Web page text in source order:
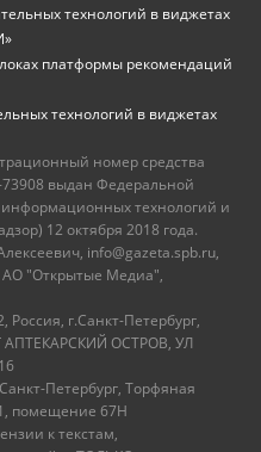
технологий в виджетах
платформы рекомендаций
технологий в виджетах
номер средства
выдан Федеральной
информационных технологий и
12 октября 2018 года.
info@gazeta.spb.ru,
АО "Открытые Медиа",
г.Санкт-Петербург,
ОСТРОВ, УЛ
Петербург, Торфяная
помещение 67Н
к текстам,